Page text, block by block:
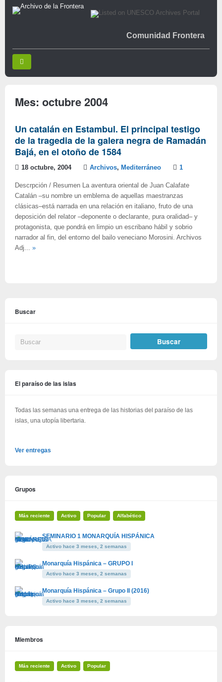
Comunidad Frontera
Mes: octubre 2004
Un catalán en Estambul. El principal testigo
de la tragedia de la galera negra de Ramadán
Bajá, en el otoño de 1584
18 octubre, 2004 Archivos, Mediterráneo 1
Descrpción / Resumen La aventura oriental de Juan Calafate
Catalán –su nombre un emblema de aquellas maestranzas
clásicas–está narrada en una relación en italiano, fruto de una
deposición del relator –deponente o declarante, pura oralidad– y
protagonista, que pondrá en limpio un escribano hábil y sobrio
narrador al fin, del entorno del bailo veneciano Morosini. Archivos
Adj... »
Buscar
El paraíso de las islas
Todas las semanas una entrega de las historias del paraíso de las
islas, una utopía libertaria.
Ver entregas
Grupos
Más reciente Activo Popular Alfabético
SEMINARIO 1 MONARQUÍA HISPÁNICA
Activo hace 3 meses, 2 semanas
Monarquía Hispánica – GRUPO I
Activo hace 3 meses, 2 semanas
Monarquía Hispánica – Grupo II (2016)
Activo hace 3 meses, 2 semanas
Miembros
Más reciente Activo Popular